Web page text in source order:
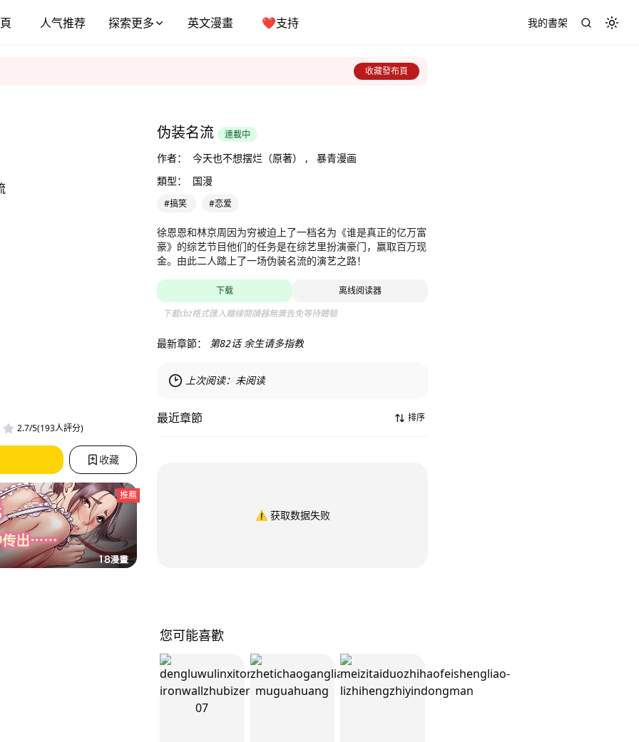
人气推荐 探索更多 英文漫畫 ❤️支持 我的書架
收藏發布頁
2.7/5(193人評分)
收藏
推薦
伪装名流 連載中
作者： 今天也不想摆烂（原著） ,
暴青漫画
類型：
国漫
#搞笑 #恋爱
徐恩恩和林京周因为穷被迫上了一档名为《谁是真正的亿万富
豪》的综艺节目他们的任务是在综艺里扮演豪门，赢取百万现
金。由此二人踏上了一场伪装名流的演艺之路！
下载
离线阅读器
下載cbz格式匯入離線閱讀器無廣告免等待體驗
最新章節： 第82话 余生请多指教
上次阅读： 未阅读
最近章節 排序
⚠️ 获取数据失败
您可能喜歡